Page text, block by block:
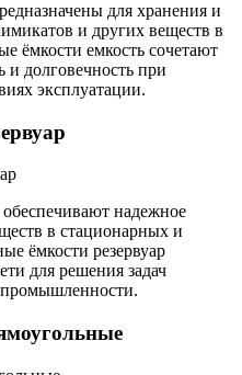
для хранения и
и других веществ в
ёмкости емкость сочетают
и долговечность при
эксплуатации.
надежное
в стационарных и
ёмкости резервуар
для решения задач